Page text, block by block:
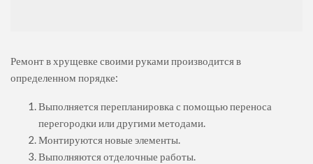
Ремонт в хрущевке своими руками производится в
определенном порядке:
Выполняется перепланировка с помощью переноса
перегородки или другими методами.
Монтируются новые элементы.
Выполняются отделочные работы.